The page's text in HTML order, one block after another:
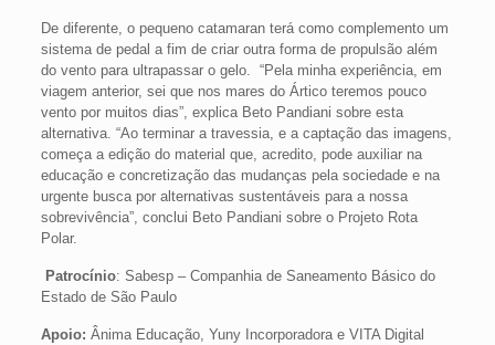
De diferente, o pequeno catamaran terá como complemento um
sistema de pedal a fim de criar outra forma de propulsão além
do vento para ultrapassar o gelo. “Pela minha experiência, em
viagem anterior, sei que nos mares do Ártico teremos pouco
vento por muitos dias”, explica Beto Pandiani sobre esta
alternativa. “Ao terminar a travessia, e a captação das imagens,
começa a edição do material que, acredito, pode auxiliar na
educação e concretização das mudanças pela sociedade e na
urgente busca por alternativas sustentáveis para a nossa
sobrevivência”, conclui Beto Pandiani sobre o Projeto Rota
Polar.
Patrocínio: Sabesp – Companhia de Saneamento Básico do
Estado de São Paulo
Apoio: Ânima Educação, Yuny Incorporadora e VITA Digital